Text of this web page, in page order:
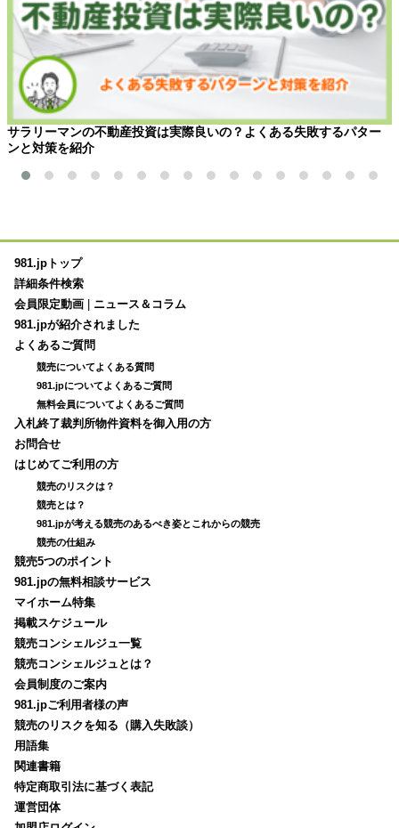
サラリーマンの不動産投資は実際良いの？よくある失敗するパター
ンと対策を紹介
981.jpトップ
詳細条件検索
会員限定動画
ニュース＆コラム
981.jpが紹介されました
よくあるご質問
競売についてよくある質問
981.jpについてよくあるご質問
無料会員についてよくあるご質問
入札終了裁判所物件資料を御入用の方
お問合せ
はじめてご利用の方
競売のリスクは？
競売とは？
981.jpが考える競売のあるべき姿とこれからの競売
競売の仕組み
競売5つのポイント
981.jpの無料相談サービス
マイホーム特集
掲載スケジュール
競売コンシェルジュ一覧
競売コンシェルジュとは？
会員制度のご案内
981.jpご利用者様の声
競売のリスクを知る（購入失敗談）
用語集
関連書籍
特定商取引法に基づく表記
運営団体